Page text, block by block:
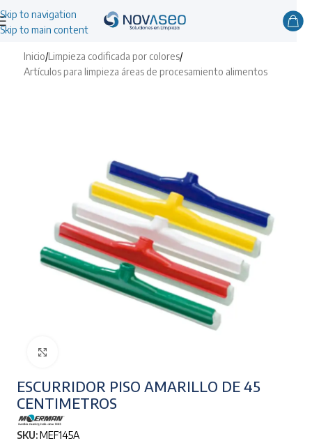
Skip to navigation
Skip to main content
Inicio/Limpieza codificada por colores/
Artículos para limpieza áreas de procesamiento alimentos
ESCURRIDOR PISO AMARILLO DE 45
CENTIMETROS
SKU:MEF145A